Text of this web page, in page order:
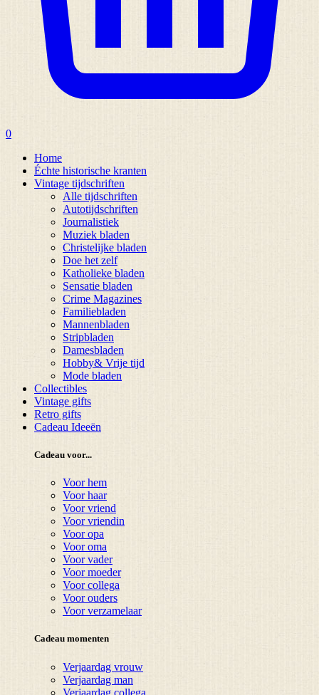
0
Home
Échte historische kranten
Vintage tijdschriften
Alle tijdschriften
Autotijdschriften
Journalistiek
Muziek bladen
Christelijke bladen
Doe het zelf
Katholieke bladen
Sensatie bladen
Crime Magazines
Familiebladen
Mannenbladen
Stripbladen
Damesbladen
Hobby& Vrije tijd
Mode bladen
Collectibles
Vintage gifts
Retro gifts
Cadeau Ideeën
Cadeau voor...
Voor hem
Voor haar
Voor vriend
Voor vriendin
Voor opa
Voor oma
Voor vader
Voor moeder
Voor collega
Voor ouders
Voor verzamelaar
Cadeau momenten
Verjaardag vrouw
Verjaardag man
Verjaardag collega